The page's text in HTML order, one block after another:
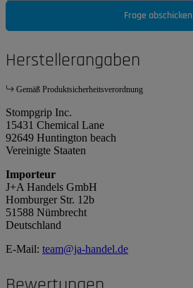
Frage abschicken
Herstellerangaben
Gemäß Produktsicherheitsverordnung
Stompgrip Inc.
15431 Chemical Lane
92649 Huntington beach
Vereinigte Staaten
Importeur
J+A Handels GmbH
Homburger Str. 12b
51588 Nümbrecht
Deutschland
E-Mail: team@ja-handel.de